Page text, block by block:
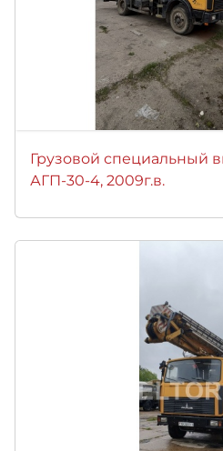
Грузовой специальный
АГП-30-4, 2009г.в.